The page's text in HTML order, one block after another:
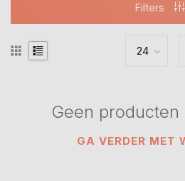
Filters
Geen producten
GA VERDER MET